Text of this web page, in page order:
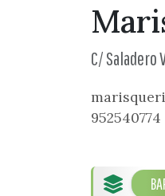
C/ Saladero
952540774